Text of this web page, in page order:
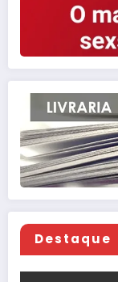
Destaque